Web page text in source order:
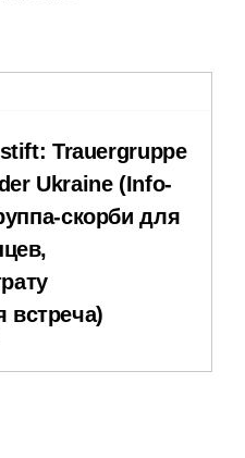
Trauergruppe
Ukraine (Info-
скорби для